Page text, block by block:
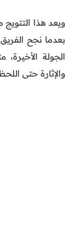
ويعد هذا
بعدما نجح
الجولة
والإثارة حتى